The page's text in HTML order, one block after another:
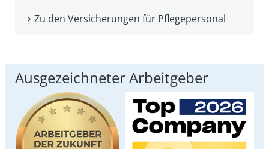
Zu den Versicherungen für Pflegepersonal
Ausgezeichneter Arbeitgeber